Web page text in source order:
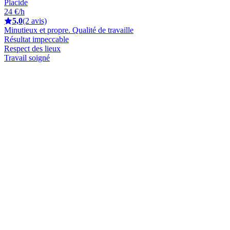
Placide
24 €/h
5,0(2 avis)
Minutieux et propre. Qualité de travaille
Résultat impeccable
Respect des lieux
Travail soigné